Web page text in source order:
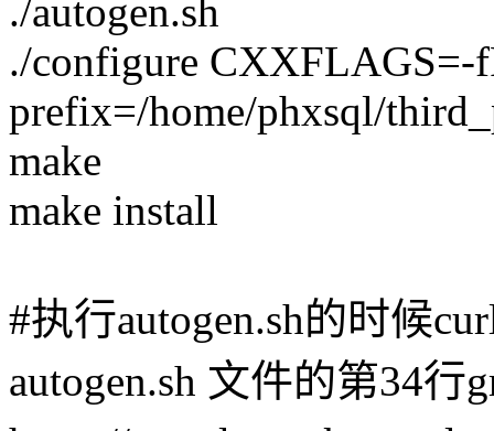
./autogen.sh
./configure CXXFLAGS=-
prefix=/home/phxsql/
make
make install
#执行autogen.sh的时候
autogen.sh 文件的第34行